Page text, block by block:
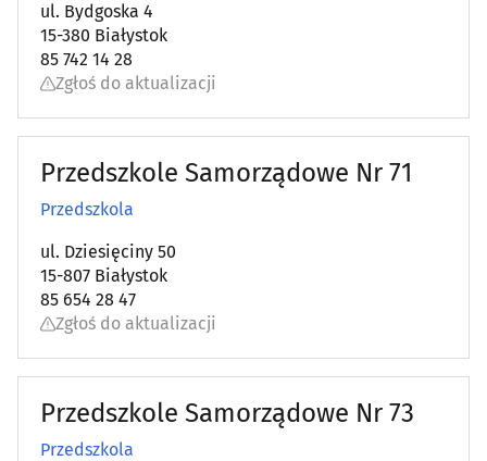
ul. Bydgoska 4
15-380 Białystok
85 742 14 28
Zgłoś do aktualizacji
Przedszkole Samorządowe Nr 71
Przedszkola
ul. Dziesięciny 50
15-807 Białystok
85 654 28 47
Zgłoś do aktualizacji
Przedszkole Samorządowe Nr 73
Przedszkola